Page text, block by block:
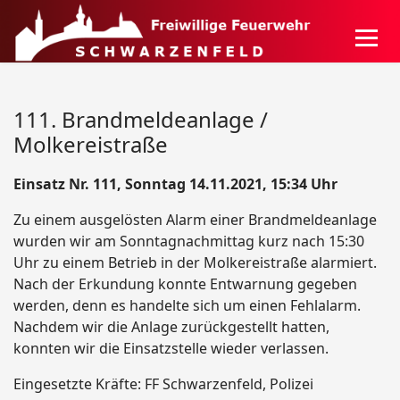
111. Brandmeldeanlage /
Molkereistraße
Einsatz Nr. 111, Sonntag 14.11.2021, 15:34 Uhr
Zu einem ausgelösten Alarm einer Brandmeldeanlage
wurden wir am Sonntagnachmittag kurz nach 15:30
Uhr zu einem Betrieb in der Molkereistraße alarmiert.
Nach der Erkundung konnte Entwarnung gegeben
werden, denn es handelte sich um einen Fehlalarm.
Nachdem wir die Anlage zurückgestellt hatten,
konnten wir die Einsatzstelle wieder verlassen.
Eingesetzte Kräfte: FF Schwarzenfeld, Polizei